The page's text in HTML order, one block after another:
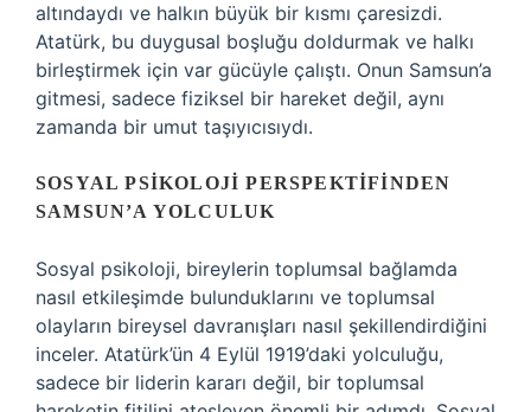
altındaydı ve halkın büyük bir kısmı çaresizdi.
Atatürk, bu duygusal boşluğu doldurmak ve halkı
birleştirmek için var gücüyle çalıştı. Onun Samsun’a
gitmesi, sadece fiziksel bir hareket değil, aynı
zamanda bir umut taşıyıcısıydı.
SOSYAL PSIKOLOJI PERSPEKTIFINDEN
SAMSUN’A YOLCULUK
Sosyal psikoloji, bireylerin toplumsal bağlamda
nasıl etkileşimde bulunduklarını ve toplumsal
olayların bireysel davranışları nasıl şekillendirdiğini
inceler. Atatürk’ün 4 Eylül 1919’daki yolculuğu,
sadece bir liderin kararı değil, bir toplumsal